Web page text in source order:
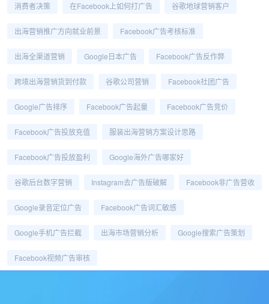
消费者决策 在Facebook上如何打广告 谷歌地球营销客户
出海营销推广方向就业前景 Facebook广告考核标准
出海全渠道营销 Google日本广告 Facebook广告反作弊
跨境出海营销货到付款 谷歌公司营销 Facebook社团广告
Google广告排序 Facebook广告起量 Facebook广告竞价
Facebook广告投放充值 服装出海营销方案设计思路
Facebook广告投放盈利 Google海外广告哪家好
谷歌后台数字营销 Instagram去广告版破解 Facebook非广告营收
Google录音定位广告 Facebook广告词汇敏感
Google手机广告拦截 出海市场营销分析 Google搜索广告策划
Facebook视频广告审核